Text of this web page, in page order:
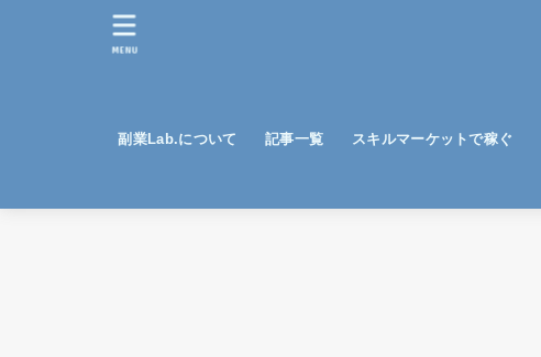
副業Lab.について 記事一覧 スキルマーケットで稼ぐ
MENU